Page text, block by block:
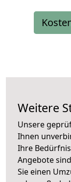
Weitere
Unsere
Ihnen
Ihre
Angebote
Sie einen